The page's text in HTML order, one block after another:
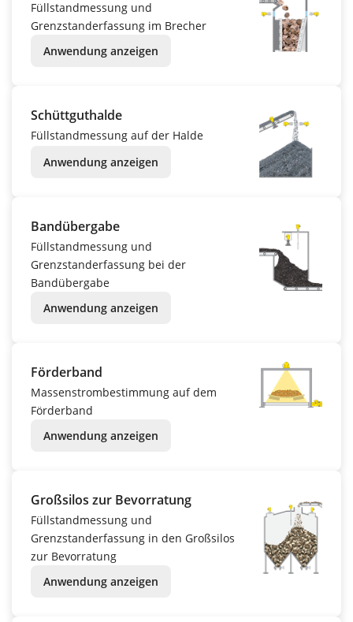
Füllstandmessung und
Grenzstanderfassung im Brecher
Anwendung anzeigen
Schüttguthalde
Füllstandmessung auf der Halde
Anwendung anzeigen
Bandübergabe
Füllstandmessung und
Grenzstanderfassung bei der
Bandübergabe
Anwendung anzeigen
Förderband
Massenstrombestimmung auf dem
Förderband
Anwendung anzeigen
Großsilos zur Bevorratung
Füllstandmessung und
Grenzstanderfassung in den Großsilos
zur Bevorratung
Anwendung anzeigen